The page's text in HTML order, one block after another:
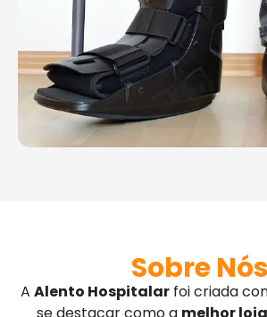
Sobre Nós
A Alento Hospitalarfoi criada